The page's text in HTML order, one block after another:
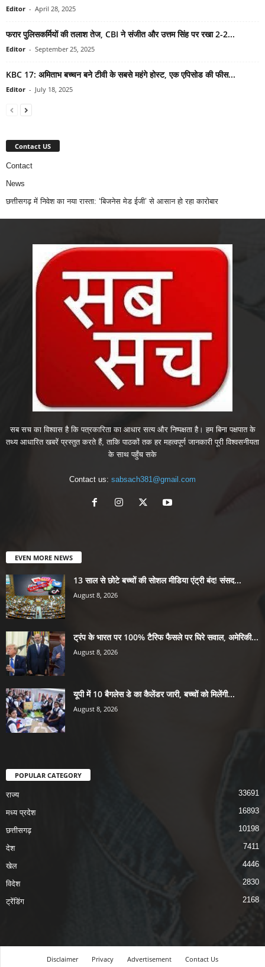
Editor - April 28, 2025
फरार पुलिसकर्मियों की तलाश तेज, CBI ने संजीत और उत्तम सिंह पर रखा 2-2...
Editor - September 25, 2025
KBC 17: अमिताभ बच्चन बने टीवी के सबसे महंगे होस्ट, एक एपिसोड की फीस...
Editor - July 18, 2025
Contact US
Contact
News
छत्तीसगढ़ में निवेश का नया रास्ता: ‘बिजनेस मेड ईजी’ से आसान हो रहा कारोबार
सब सच का विश्वास है कि पत्रकारिता का आधार सत्य और निष्पक्षता है। हम बिना पक्षपात के
तथ्य आधारित खबरें प्रस्तुत करते हैं, ताकि पाठकों तक हर महत्वपूर्ण जानकारी पूरी विश्वसनीयता
के साथ पहुँच सके
Contact us: sabsach381@gmail.com
EVEN MORE NEWS
13 साल से छोटे बच्चों की सोशल मीडिया एंट्री बंद! संसद...
August 8, 2026
ट्रंप के भारत पर 100% टैरिफ फैसले पर घिरे सवाल, अमेरिकी...
August 8, 2026
यूपी में 10 बैगलेस डे का कैलेंडर जारी, बच्चों को मिलेंगी...
August 8, 2026
POPULAR CATEGORY
राज्य 33691
मध्य प्रदेश 16893
छत्तीसगढ़ 10198
देश 7411
खेल 4446
विदेश 2830
ट्रेंडिंग 2168
Disclaimer Privacy Advertisement Contact Us